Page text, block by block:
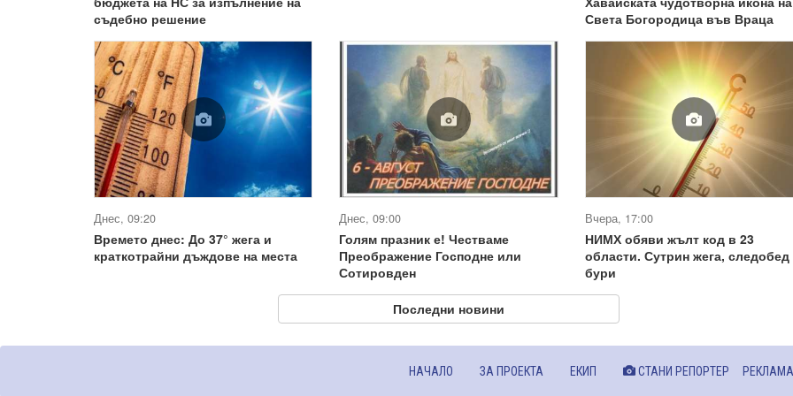
съдебно решение
Света Богородица във Враца
Днес, 09:20
Времето днес: До 37° жега и
краткотрайни дъждове на места
Днес, 09:00
Голям празник е! Честваме
Преображение Господне или
Сотировден
Вчера, 17:00
НИМХ обяви жълт код в 23
области. Сутрин жега, следобед
бури
Последни новини
НАЧАЛО ЗА ПРОЕКТА ЕКИП СТАНИ РЕПОРТЕР РЕКЛАМА